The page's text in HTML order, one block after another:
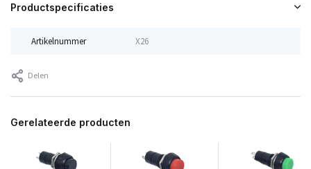
Productspecificaties
Artikelnummer X26
Delen
Gerelateerde producten